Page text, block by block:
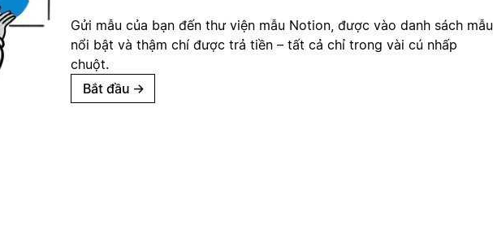
Gửi mẫu của bạn đến thư viện mẫu Notion, được vào danh sách mẫu
nổi bật và thậm chí được trả tiền – tất cả chỉ trong vài cú nhấp
chuột.
Bắt đầu →